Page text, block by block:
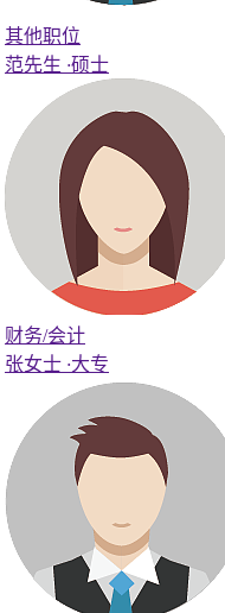
其他职位
范先生 ·硕士
财务/会计
张女士 ·大专